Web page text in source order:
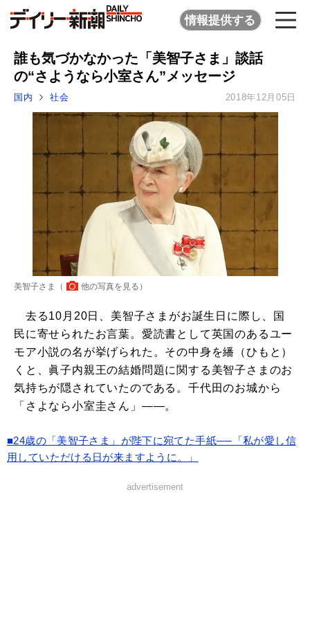
情報提供する
誰も気づかなかった「美智子さま」談話
の“さようなら小室さん”メッセージ
国内 社会 2018年12月05日
美智子さま（ 他の写真を見る ）
去る10月20日、美智子さまがお誕生日に際し、国
民に寄せられたお言葉。愛読書として英国のあるユー
モア小説の名が挙げられた。その中身を繙（ひもと）
くと、眞子内親王の結婚問題に関する美智子さまのお
気持ちが隠されていたのである。千代田のお城から
「さよなら小室圭さん」――。
■24歳の「美智子さま」が陛下に宛てた手紙──「私が愛し信
用していただける日が来ますように。」
advertisement